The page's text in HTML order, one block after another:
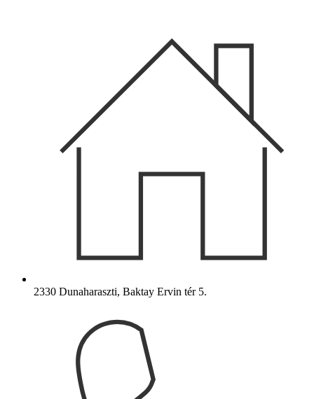
2330 Dunaharaszti, Baktay Ervin tér 5.